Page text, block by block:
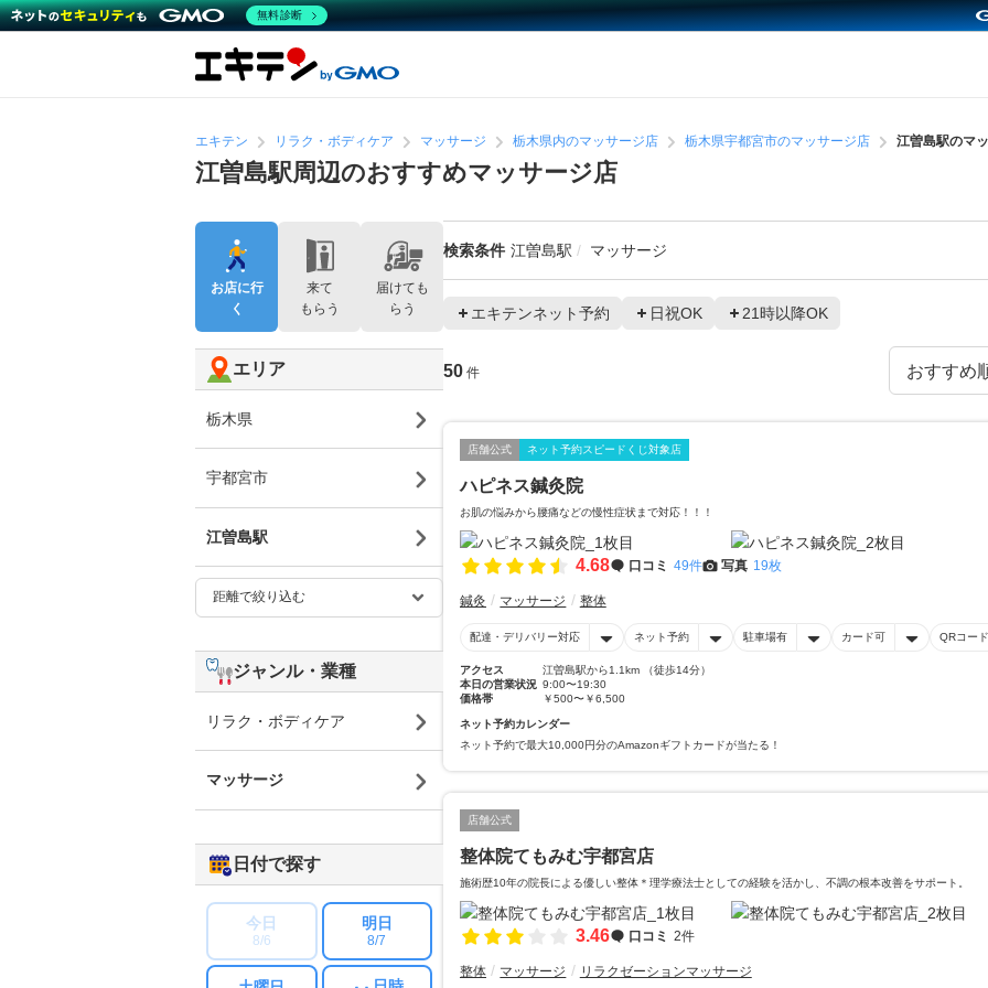
エキテン リラク・ボディケア マッサージ 栃木県内のマッサージ店 栃木県宇都宮市のマッサージ店 江曽島駅のマ
江曽島駅周辺のおすすめマッサージ店
検索条件 江曽島駅 マッサージ
エキテンネット予約 日祝OK 21時以降OK
50 件
店舗公式 ネット予約スピードくじ対象店
ハピネス鍼灸院
お肌の悩みから腰痛などの慢性症状まで対応！！！
4.68 口コミ 49件 写真 19枚
鍼灸 マッサージ 整体
配達・デリバリー対応 ネット予約 駐車場有 カード可 QRコー
アクセス
江曽島駅から1.1km （徒歩14分）
本日の営業状況 9:00〜19:30
価格帯
￥500〜￥6,500
ネット予約カレンダー
ネット予約で最大10,000円分のAmazonギフトカードが当たる！
店舗公式
整体院てもみむ宇都宮店
施術歴10年の院長による優しい整体＊理学療法士としての経験を活かし、不調の根本改善をサポート。
3.46 口コミ 2件
整体 マッサージ リラクゼーションマッサージ
お店に行
く
来て
もらう
届けても
らう
エリア
栃木県
宇都宮市
江曽島駅
ジャンル・業種
リラク・ボディケア
マッサージ
日付で探す
今日
8/6
明日
8/7
無料診断